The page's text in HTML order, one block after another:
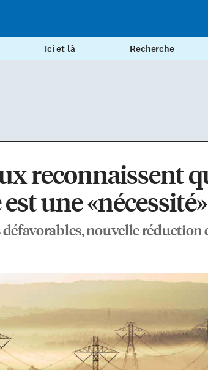
Ici et là Recherche
reconnaissent
une «nécessité»
défavorables, nouvelle réduction